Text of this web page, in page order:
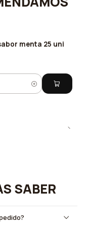
menta 25 uni
SABER